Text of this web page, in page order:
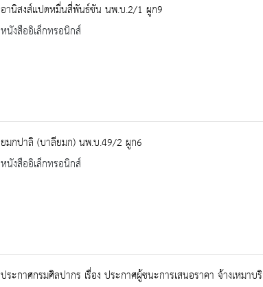
อานิสงส์แปดหมื่นสี่พันธ์ขัน นพ.บ.2/1 ผูก9
หนังสืออิเล็กทรอนิกส์
ยมกปาลิ (บาลียมก) นพ.บ.49/2 ผูก6
หนังสืออิเล็กทรอนิกส์
ประกาศกรมศิลปากร เรื่อง ประกาศผู้ชนะการเสนอราคา จ้างเหมา